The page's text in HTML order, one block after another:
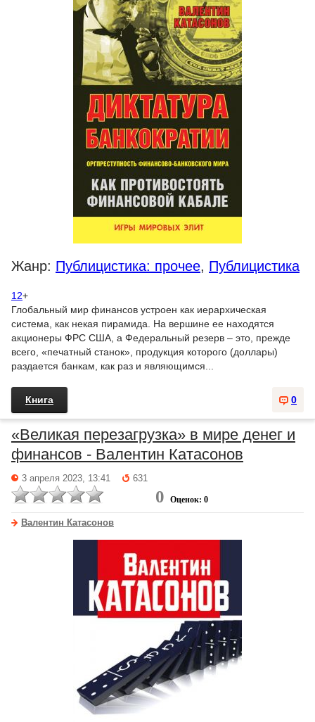
Жанр: Публицистика: прочее, Публицистика
12+
Глобальный мир финансов устроен как иерархическая
система, как некая пирамида. На вершине ее находятся
акционеры ФРС США, а Федеральный резерв – это, прежде
всего, «печатный станок», продукция которого (доллары)
раздается банкам, как раз и являющимся...
0
Книга
«Великая перезагрузка» в мире денег и
финансов - Валентин Катасонов
3 апреля 2023, 13:41 631
0 Оценок: 0
Валентин Катасонов